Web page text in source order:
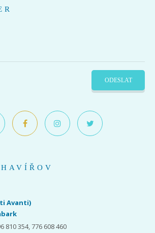
ODESLAT
Avanti)
810 354, 776 608 460